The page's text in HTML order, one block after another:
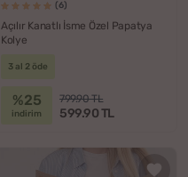
(6)
Açılır Kanatlı İsme Özel Papatya
Kolye
3 al 2 öde
%25
indirim
799.90 TL
599.90 TL